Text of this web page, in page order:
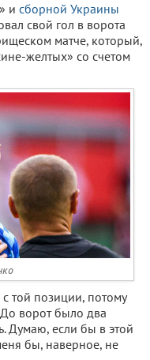
» и сборной Украины
свой гол в ворота
матче, который,
желтых» со счетом
той позиции, потому
ворот было два
Думаю, если бы в этой
бы, наверное, не